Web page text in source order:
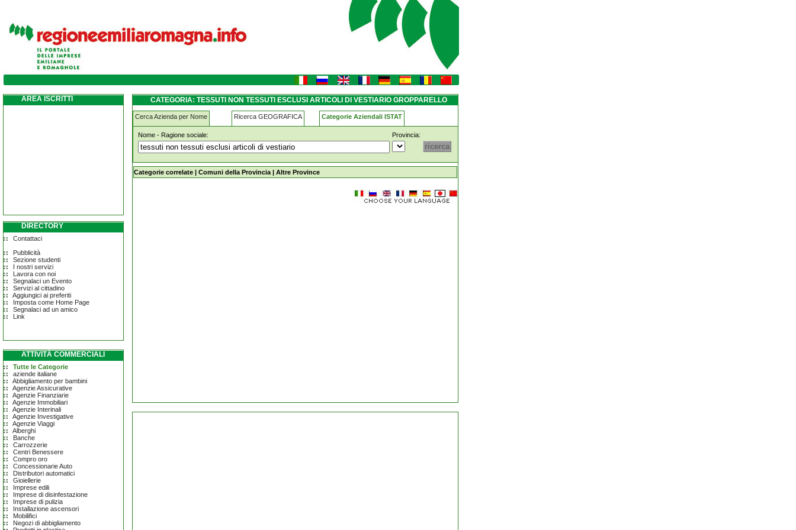
tessuti-non-tessuti-esclusi-articoli-di-vestiario gropparello
AREA ISCRITTI
DIRECTORY
Contattaci
Pubblicità
Sezione studenti
I nostri servizi
Lavora con noi
Segnalaci un Evento
Servizi al cittadino
Aggiungici ai preferiti
Imposta come Home Page
Segnalaci ad un amico
Link
ATTIVITÀ COMMERCIALI
Tutte le Categorie
aziende italiane
Abbigliamento per bambini
Agenzie Assicurative
Agenzie Finanziarie
Agenzie Immobiliari
Agenzie Interinali
Agenzie Investigative
Agenzie Viaggi
Alberghi
Banche
Carrozzerie
Centri Benessere
Compro oro
Concessionarie Auto
Distributori automatici
Gioiellerie
Imprese edili
Imprese di disinfestazione
Imprese di pulizia
Installazione ascensori
Mobilifici
Negozi di abbigliamento
CATEGORIA: TESSUTI NON TESSUTI ESCLUSI ARTICOLI DI VESTIARIO GROPPARELLO
Cerca Azienda per Nome Ricerca GEOGRAFICA Categorie Aziendali ISTAT
Nome - Ragione sociale: Provincia:
tessuti-non-tessuti-esclusi-articoli-di-vestiario gropparello
Categorie correlate | Comuni della Provincia | Altre Province